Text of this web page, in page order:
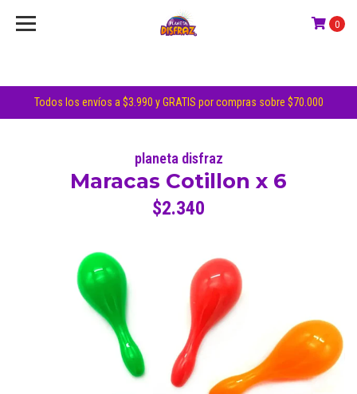
Todos los envíos a $3.990 y GRATIS por compras sobre $70.000
0
planeta disfraz
Maracas Cotillon x 6
$2.340